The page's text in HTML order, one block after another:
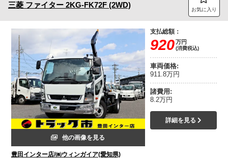
三菱 ファイター 2KG-FK72F (2WD) お気に入り
他の画像を見る
豊田インター店/㈱ウィンガイア(愛知県)
支払総額：
920万円
(消費税込)
車両価格:
911.8万円
諸費用:
8.2万円
詳細を見る